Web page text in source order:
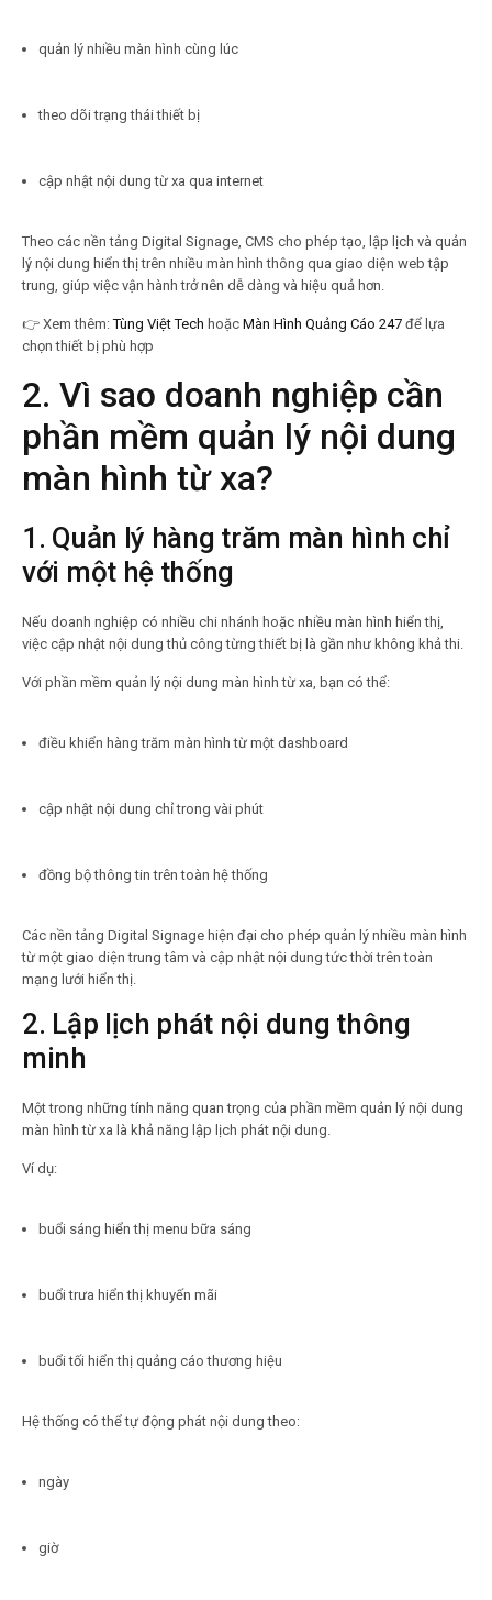
quản lý nhiều màn hình cùng lúc
theo dõi trạng thái thiết bị
cập nhật nội dung từ xa qua internet
Theo các nền tảng Digital Signage, CMS cho phép tạo, lập lịch và quản
lý nội dung hiển thị trên nhiều màn hình thông qua giao diện web tập
trung, giúp việc vận hành trở nên dễ dàng và hiệu quả hơn.
👉 Xem thêm: Tùng Việt Tech hoặc Màn Hình Quảng Cáo 247 để lựa
chọn thiết bị phù hợp
2. Vì sao doanh nghiệp cần
phần mềm quản lý nội dung
màn hình từ xa?
1. Quản lý hàng trăm màn hình chỉ
với một hệ thống
Nếu doanh nghiệp có nhiều chi nhánh hoặc nhiều màn hình hiển thị,
việc cập nhật nội dung thủ công từng thiết bị là gần như không khả thi.
Với phần mềm quản lý nội dung màn hình từ xa, bạn có thể:
điều khiển hàng trăm màn hình từ một dashboard
cập nhật nội dung chỉ trong vài phút
đồng bộ thông tin trên toàn hệ thống
Các nền tảng Digital Signage hiện đại cho phép quản lý nhiều màn hình
từ một giao diện trung tâm và cập nhật nội dung tức thời trên toàn
mạng lưới hiển thị.
2. Lập lịch phát nội dung thông
minh
Một trong những tính năng quan trọng của phần mềm quản lý nội dung
màn hình từ xa là khả năng lập lịch phát nội dung.
Ví dụ:
buổi sáng hiển thị menu bữa sáng
buổi trưa hiển thị khuyến mãi
buổi tối hiển thị quảng cáo thương hiệu
Hệ thống có thể tự động phát nội dung theo:
ngày
giờ